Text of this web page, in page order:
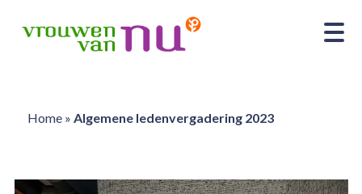
Home» Algemene ledenvergadering 2023